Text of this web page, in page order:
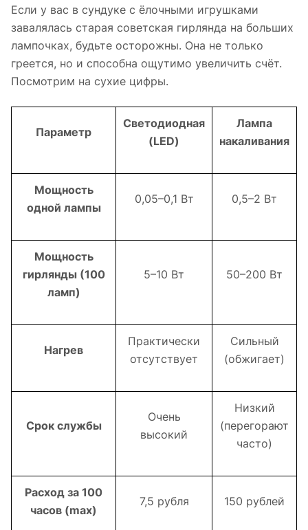
Если у вас в сундуке с ёлочными игрушками
завалялась старая советская гирлянда на больших
лампочках, будьте осторожны. Она не только
греется, но и способна ощутимо увеличить счёт.
Посмотрим на сухие цифры.
Параметр
Светодиодная
(LED)
Лампа
накаливания
Мощность
одной лампы
0,05–0,1 Вт 0,5–2 Вт
Мощность
гирлянды (100
ламп)
5–10 Вт 50–200 Вт
Нагрев
Практически
отсутствует
Сильный
(обжигает)
Срок службы
Очень
высокий
Низкий
(перегорают
часто)
Расход за 100
часов (max)
7,5 рубля 150 рублей